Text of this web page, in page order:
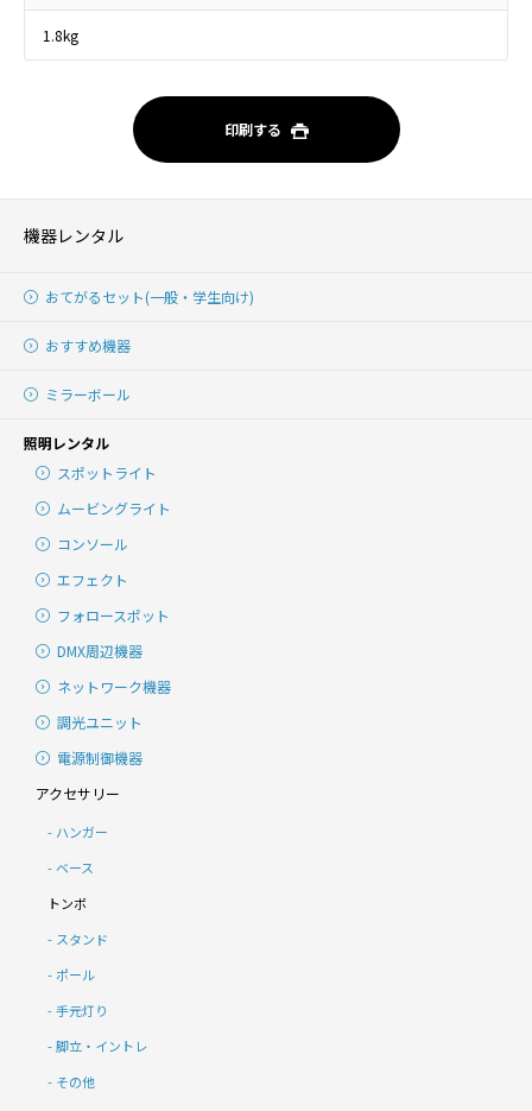
1.8kg
印刷する
機器レンタル
おてがるセット(一般・学生向け)
おすすめ機器
ミラーボール
照明レンタル
スポットライト
ムービングライト
コンソール
エフェクト
フォロースポット
DMX周辺機器
ネットワーク機器
調光ユニット
電源制御機器
アクセサリー
ハンガー
ベース
トンボ
スタンド
ポール
手元灯り
脚立・イントレ
その他